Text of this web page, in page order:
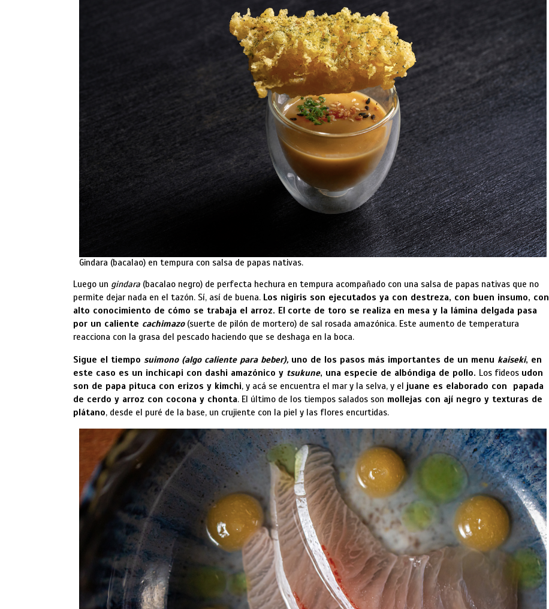
Gindara (bacalao) en tempura con salsa de papas nativas.
Luego un gindara (bacalao negro) de perfecta hechura en tempura acompañado con una salsa de papas nativas que no
permite dejar nada en el tazón. Sí, así de buena. Los nigiris son ejecutados ya con destreza, con buen insumo, con
alto conocimiento de cómo se trabaja el arroz. El corte de toro se realiza en mesa y la lámina delgada pasa
por un caliente cachimazo(suerte de pilón de mortero) de sal rosada amazónica. Este aumento de temperatura
reacciona con la grasa del pescado haciendo que se deshaga en la boca.
Sigue el tiempo suimono (algo caliente para beber), uno de los pasos más importantes de un menu kaiseki, en
este caso es un inchicapi con dashi amazónico y tsukune, una especie de albóndiga de pollo. Los fideos udon
son de papa pituca con erizos y kimchi, y acá se encuentra el mar y la selva, y el juane es elaborado con papada
de cerdo y arroz con cocona y chonta. El último de los tiempos salados son mollejas con ají negro y texturas de
plátano, desde el puré de la base, un crujiente con la piel y las flores encurtidas.